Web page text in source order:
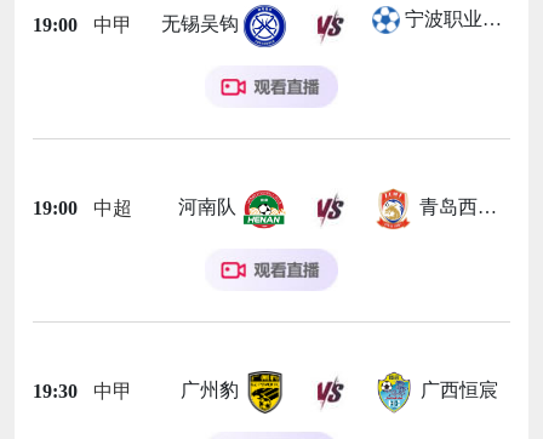
19:00 中甲 无锡吴钩 宁波职业足球俱乐部
19:00 中超 河南队 青岛西海岸
19:30 中甲 广州豹 广西恒宸